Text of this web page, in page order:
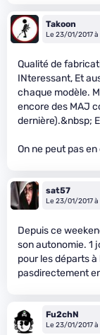
Takoon
Le 23/01/2017 à
Qualité de
INteressant, Et
chaque modèle.
encore des MAJ
dernière).&nbsp;
On ne peut pas
sat57
Le 23/01/2017 à
Depuis ce
son autonomie. 1
pour les départs à
pasdirectement
Fu2chN
Le 23/01/2017 à